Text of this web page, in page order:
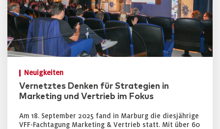
Neuigkeiten
Vernetztes Denken für Strategien in
Marketing und Vertrieb im Fokus
Am 18. September 2025 fand in Marburg die diesjährige
VFF-Fachtagung Marketing & Vertrieb statt. Mit über 60